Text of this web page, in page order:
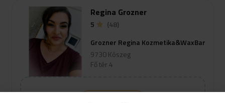
Regina Grozner
5
(48)
Grozner Regina Kozmetika&WaxBar
9730 Kõszeg
Fő tér 4